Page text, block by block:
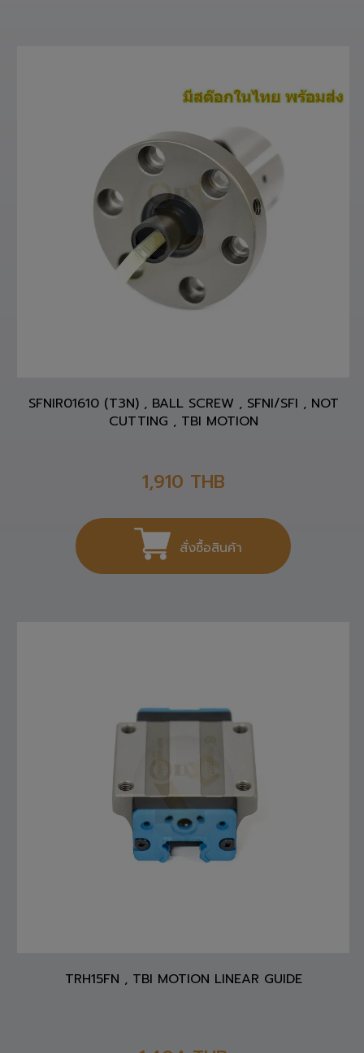
SFNIR01610 (T3N) , BALL SCREW , SFNI/SFI , NOT
CUTTING , TBI MOTION
1,910 THB
สั่งซื้อสินค้า
TRH15FN , TBI MOTION LINEAR GUIDE